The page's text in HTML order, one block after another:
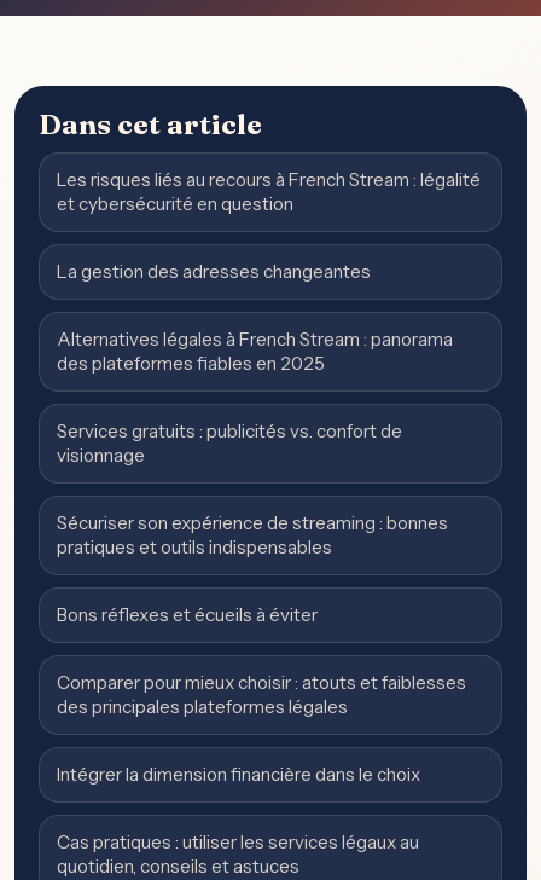
Dans cet article
Les risques liés au recours à French Stream : légalité
et cybersécurité en question
La gestion des adresses changeantes
Alternatives légales à French Stream : panorama
des plateformes fiables en 2025
Services gratuits : publicités vs. confort de
visionnage
Sécuriser son expérience de streaming : bonnes
pratiques et outils indispensables
Bons réflexes et écueils à éviter
Comparer pour mieux choisir : atouts et faiblesses
des principales plateformes légales
Intégrer la dimension financière dans le choix
Cas pratiques : utiliser les services légaux au
quotidien, conseils et astuces